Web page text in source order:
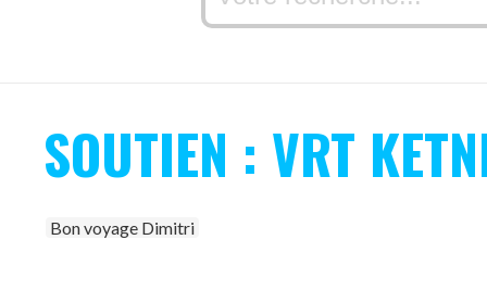
SOUTIEN : VRT
Bon voyage Dimitri